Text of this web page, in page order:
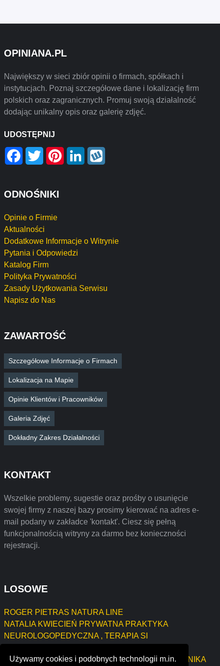
Używamy cookies i podobnych technologii m.in.
OPINIANA.PL
Największy w sieci zbiór opinii o firmach, spółkach i
instytucjach. Poznaj szczegółowe dane i lokalizację firm
polskich oraz zagranicznych. Promuj swoją działalność
dodając unikalny opis oraz galerię zdjęć.
UDOSTĘPNIJ
Facebook
Twitter PinterestLinkedIn
ODNOŚNIKI
Opinie o Firmie
Aktualności
Dodatkowe Informacje o Witrynie
Pytania i Odpowiedzi
Katalog Firm
Polityka Prywatności
Zasady Użytkowania Serwisu
Napisz do Nas
ZAWARTOŚĆ
Szczegółowe Informacje o Firmach
Lokalizacja na Mapie
Opinie Klientów i Pracowników
Galeria Zdjęć
Dokładny Zakres Działalności
KONTAKT
Wszelkie problemy, sugestie oraz prośby o usunięcie
swojej firmy z naszej bazy prosimy kierować na adres e-
mail podany w zakładce 'kontakt'. Ciesz się pełną
funkcjonalnością witryny za darmo bez konieczności
rejestracji.
LOSOWE
ROGER PIETRAS NATURA LINE
NATALIA KWIECIEŃ PRYWATNA PRAKTYKA
NEUROLOGOPEDYCZNA , TERAPIA SI
JAROSŁAW KOŁPACKI BLACHARSTWO - MECHANIKA